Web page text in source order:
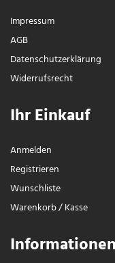
Impressum
AGB
Daten­schutz­erklärung
Widerrufs­recht
Ihr Einkauf
Anmelden
Registrieren
Wunschliste
Warenkorb/Kasse
Informationen